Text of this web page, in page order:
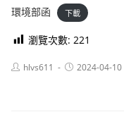
環境部函 下載
瀏覽次數: 221
Posthlvs611
Post2024-04-10